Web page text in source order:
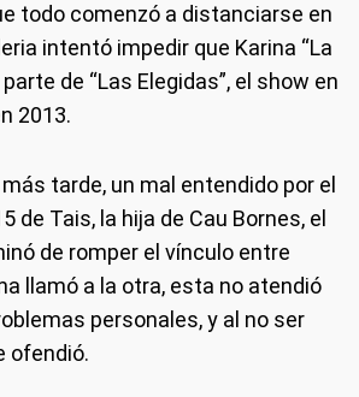
todo comenzó a distanciarse en
intentó impedir que Karina “La
de “Las Elegidas”, el show en
2013.
tarde, un mal entendido por el
de Tais, la hija de Cau Bornes, el
de romper el vínculo entre
llamó a la otra, esta no atendió
personales, y al no ser
ofendió.